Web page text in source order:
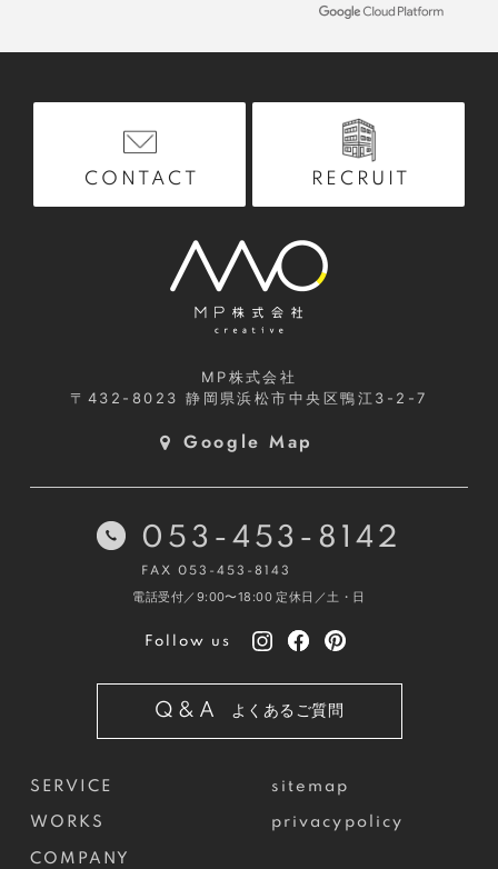
CONTACT RECRUIT
MP株式会社
〒432-8023静岡県浜松市中央区鴨江3-2-7
Google Map
SERVICE
WORKS
COMPANY
sitemap
privacypolicy
053-453-8142
FAX 053-453-8143
電話受付／9:00〜18:00 定休日／土・日
Follow us
Q&A よくあるご質問